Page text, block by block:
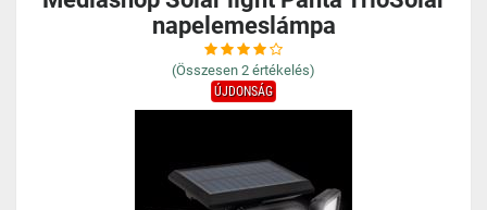
napelemeslámpa
(Összesen 2 értékelés)
ÚJDONSÁG